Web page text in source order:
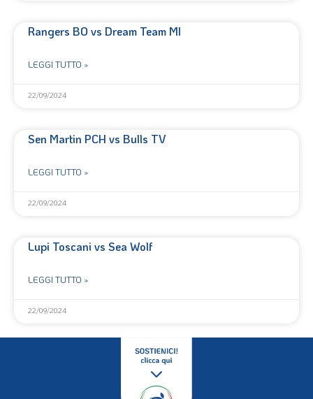
Rangers BO vs Dream Team MI
LEGGI TUTTO »
22/09/2024
Sen Martin PCH vs Bulls TV
LEGGI TUTTO »
22/09/2024
Lupi Toscani vs Sea Wolf
LEGGI TUTTO »
22/09/2024